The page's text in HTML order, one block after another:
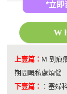
*立即
上壹篇： M 到痕
期間嘅私處煩惱
下壹篇：
： 塞婦